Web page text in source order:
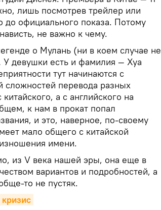
лишь посмотрев трейлер или
до официального показа. Потому
не важно к чему.
о Мулань (ни в коем случае не
девушки есть и фамилия — Хуа
тут начинаются с
сложностей перевода разных
а с английского на
к нам в прокат попал
и это, наверное, по-своему
мало общего с китайской
имени.
из V века нашей эры, она еще в
вариантов и подробностей, а
то не пустяк.